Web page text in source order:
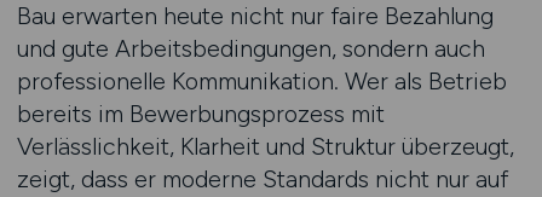
Bau erwarten heute nicht nur faire Bezahlung
und gute Arbeitsbedingungen, sondern auch
professionelle Kommunikation. Wer als Betrieb
bereits im Bewerbungsprozess mit
Verlässlichkeit, Klarheit und Struktur überzeugt,
zeigt, dass er moderne Standards nicht nur auf